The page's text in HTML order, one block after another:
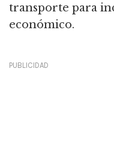
transporte para
económico.
PUBLICIDAD